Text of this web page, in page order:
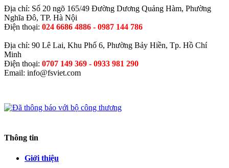
Địa chỉ: Số 20 ngõ 165/49 Đường Dương Quảng Hàm, Phường
Nghĩa Đô, TP. Hà Nội
Điện thoại: 024 6686 4886 - 0987 144 786
Địa chỉ: 90 Lê Lai, Khu Phố 6, Phường Bảy Hiền, Tp. Hồ Chí
Minh
Điện thoại: 0707 149 369 - 0933 981 290
Email: info@fsviet.com
Thông tin
Giới thiệu